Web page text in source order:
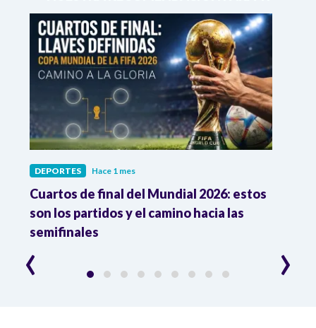
DEPORTES Hace 1 mes
Cuartos de final del Mundial 2026: estos
son los partidos y el camino hacia las
semifinales
‹ ›